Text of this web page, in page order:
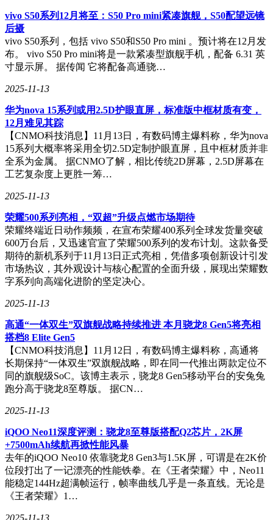
vivo S50系列12月将至：S50 Pro mini紧凑旗舰，S50配望远镜
后摄
vivo S50系列，包括 vivo S50和S50 Pro mini 。预计将在12月发
布。 vivo S50 Pro mini将是一款紧凑型旗舰手机，配备 6.31 英
寸显示屏。 据传闻 它将配备高通骁…
2025-11-13
​华为nova 15系列或用2.5D护眼直屏，标准版中框材质有变，
12月难见其踪​
【CNMO科技消息】11月13日，有数码博主爆料称，华为nova
15系列大概率将采用全切2.5D定制护眼直屏，且中框材质并非
全系为金属。 据CNMO了解，相比传统2D屏幕，2.5D屏幕在
工艺复杂度上更胜一筹…
2025-11-13
荣耀500系列亮相，“双超”升级点燃市场期待
荣耀终端近日动作频频，在宣布荣耀400系列全球发货量突破
600万台后，又迅速官宣了荣耀500系列的发布计划。这款备受
期待的新机系列于11月13日正式亮相，凭借多项创新设计引发
市场热议，其外观设计与核心配置的全面升级，展现出荣耀数
字系列向高端化进阶的坚定决心。
2025-11-13
高通“一体双生”双旗舰战略持续推进 本月骁龙8 Gen5将亮相
搭档8 Elite Gen5
【CNMO科技消息】11月12日，有数码博主爆料称，高通将
长期保持“一体双生”双旗舰战略，即在同一代推出两款定位不
同的旗舰级SoC。该博主表示，骁龙8 Gen5移动平台的安兔兔
跑分高于骁龙8至尊版。 据CN…
2025-11-13
iQOO Neo11深度评测：骁龙8至尊版搭配Q2芯片，2K屏
+7500mAh续航再掀性能风暴
去年的iQOO Neo10 依靠骁龙8 Gen3与1.5K屏，可谓是在2K价
位段打出了一记漂亮的性能铁拳。在《王者荣耀》中，Neo11
能稳定144Hz超满帧运行，帧率曲线几乎是一条直线。无论是
《王者荣耀》1…
2025-11-13